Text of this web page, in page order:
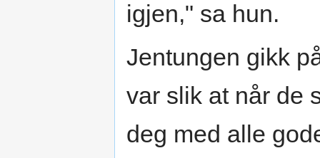
igjen," sa hun.
Jentungen gikk
var slik at når de
deg med alle